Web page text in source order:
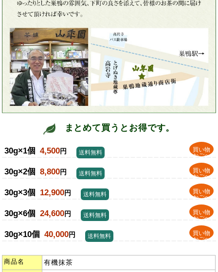
まとめて買うとお得です。
30g×1個 4,500円
買い物
かごへ
送料無料
30g×2個 8,800円
買い物
かごへ
送料無料
30g×3個 12,900円
買い物
かごへ
送料無料
30g×6個 24,600円
買い物
かごへ
送料無料
30g×10個 40,000円
買い物
かごへ
送料無料
商品名 有機抹茶